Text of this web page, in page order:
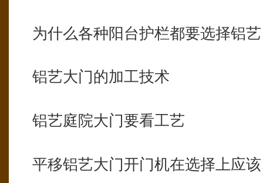
为什么各种阳台护栏都要选择铝
铝艺大门的加工技术
铝艺庭院大门要看工艺
平移铝艺大门开门机在选择上应